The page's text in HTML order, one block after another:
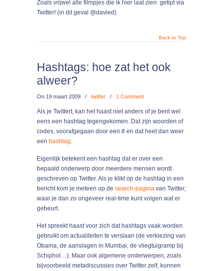
Zoals vrijwel alle filmpjes die ik hier laat zien: getipt via
Twitter! (in dit geval @davied)
Back to Top
Hashtags: hoe zat het ook
alweer?
On 19 maart 2009 / twitter / 1 Comment
Als je Twittert, kan het haast niet anders of je bent wel
eens een hashtag tegengekomen. Dat zijn woorden of
codes, voorafgegaan door een # en dat heet dan weer
een hashtag.
Eigenlijk betekent een hashtag dat er over een
bepaald onderwerp door meerdere mensen wordt
geschreven op Twitter. Als je klikt op de hashtag in een
bericht kom je meteen op de search-pagina van Twitter,
waar je dan zo ongeveer real-time kunt volgen wat er
gebeurt.
Het spreekt haast voor zich dat hashtags vaak worden
gebruikt om actualiteiten te verslaan (de verkiezing van
Obama, de aanslagen in Mumbai, de vliegtuigramp bij
Schiphol…). Maar ook algemene onderwerpen, zoals
bijvoorbeeld metadiscussies over Twitter zelf, kunnen